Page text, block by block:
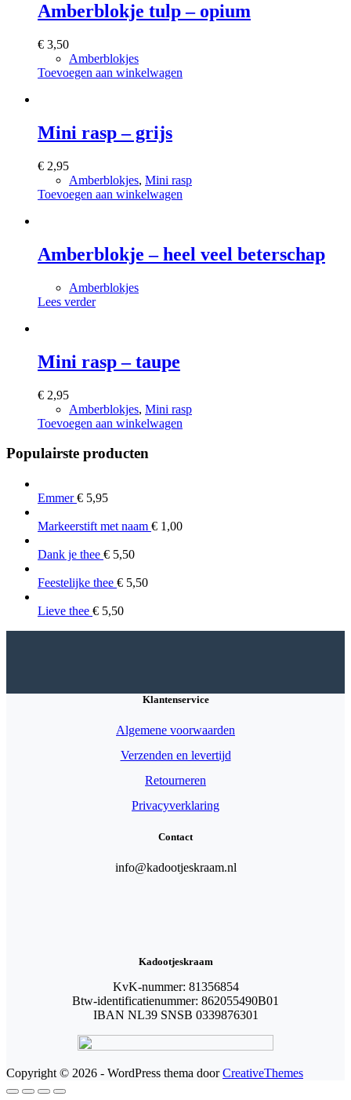
Amberblokje tulp – opium
€ 3,50
Amberblokjes
Toevoegen aan winkelwagen
Mini rasp – grijs
€ 2,95
Amberblokjes, Mini rasp
Toevoegen aan winkelwagen
Amberblokje – heel veel beterschap
Amberblokjes
Lees verder
Mini rasp – taupe
€ 2,95
Amberblokjes, Mini rasp
Toevoegen aan winkelwagen
Populairste producten
Emmer€ 5,95
Markeerstift met naam € 1,00
Dank je thee € 5,50
Feestelijke thee € 5,50
Lieve thee € 5,50
Klantenservice
Algemene voorwaarden
Verzenden en levertijd
Retourneren
Privacyverklaring
Contact
info@kadootjeskraam.nl
Kadootjeskraam
KvK-nummer: 81356854
Btw-identificatienummer: 862055490B01
IBAN NL39 SNSB 0339876301
Copyright © 2026 - WordPress thema doorCreativeThemes